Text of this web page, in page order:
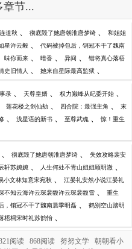
章节...
道秋 、 彻底毁了她唐朝淮唐梦绮 、 和姐姐
星许云毅 、 代码被掉包后，销冠不干了魏南
味你而来 、 暗香 、 异间 、 错将真心落梧
史旧情人 、 她来自星际最高监狱 、
录 、 天尊皇婿 、 权力巅峰从纪委开始 、
莲花楼之剑仙劫 、 四合院：最强主角 、 末
、 浅星语的新书 、 至尊武魂 、 惊！重生
、 彻底毁了她唐朝淮唐梦绮 、 失效攻略裴安
轩苏婉婉 、 人生何处不青山姐姐顾明澈 、
小文林知意宋宛秋 、 江晏礼安然小说江晏礼
不知云海许云琛裴馥许云琛裴馥雪 、 重生
，销冠不干了魏南晨季明磊 、 鹤别空山踏明
梧桐宋时礼苏韵怡 、
阅读 868阅读 努努文学
朝朝看小